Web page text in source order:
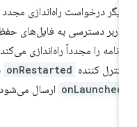
درخواست راه‌اندازی مجدد
دسترسی به فایل‌های
را مجدداً راه‌اندازی می‌کند).
کننده onRestarted
onLaunched ارسال می‌شود.